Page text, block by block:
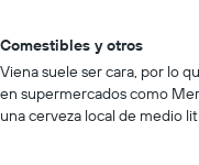
Comestibles y otros
Viena suele ser cara, por lo
en supermercados como
una cerveza local de medio